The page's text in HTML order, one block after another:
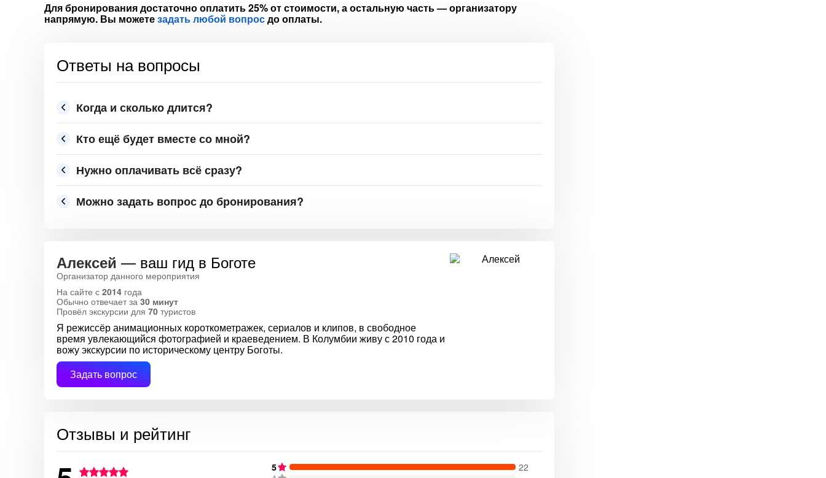
Для бронирования достаточно оплатить 25% от стоимости, а остальную часть — организатору
напрямую. Вы можетезадать любой вопросдо оплаты.
Ответы на вопросы
Когда и сколько длится?
Кто ещё будет вместе со мной?
Нужно оплачивать всё сразу?
Можно задать вопрос до бронирования?
Алексей — ваш гид в Боготе
Организатор данного мероприятия
На сайте с 2014 года
Обычно отвечает за 30 минут
Провёл экскурсии для 70 туристов
Я режиссёр анимационных короткометражек, сериалов и клипов, в свободное
время увлекающийся фотографией и краеведением. В Колумбии живу с 2010 года и
вожу экскурсии по историческому центру Боготы.
Задать вопрос
Отзывы и рейтинг
5
22